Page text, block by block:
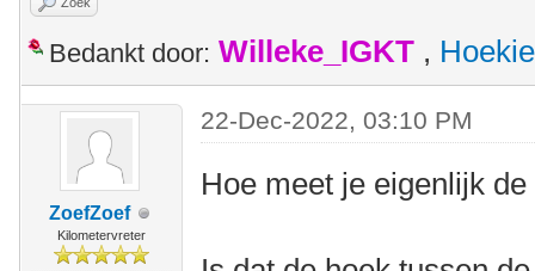
Bedankt door: Willeke_IGKT , Hoekie
ZoefZoef
Kilometervreter
22-Dec-2022, 03:10 PM
Hoe meet je eigenlijk